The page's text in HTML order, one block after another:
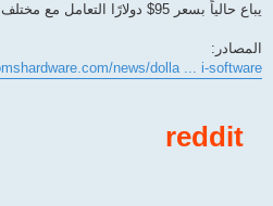
يباع حالياً بسعر 95$ دولارًا التعامل مع مختلف مهام عمل الذكاء الاصطناعي.
المصادر:
news/dolla ... i-software